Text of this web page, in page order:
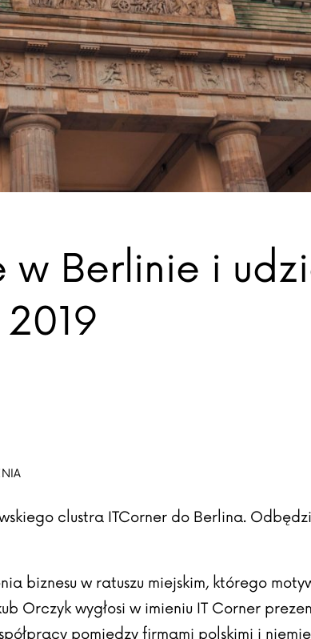
Berlinie i
2019
clustra ITCorner do Berlina.
biznesu w ratuszu miejskim, którego
Orczyk wygłosi w imieniu IT Corner
pomiędzy firmami polskimi i